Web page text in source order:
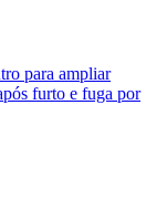
para ampliar
furto e fuga por